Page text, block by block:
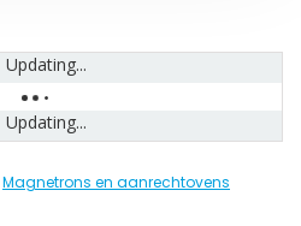
Updating...
Updating...
Magnetrons en aanrechtovens